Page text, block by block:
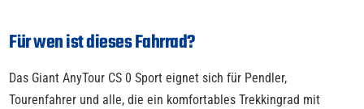
Für wen ist dieses Fahrrad?
Das Giant AnyTour CS 0 Sport eignet sich für Pendler,
Tourenfahrer und alle, die ein komfortables Trekkingrad mit